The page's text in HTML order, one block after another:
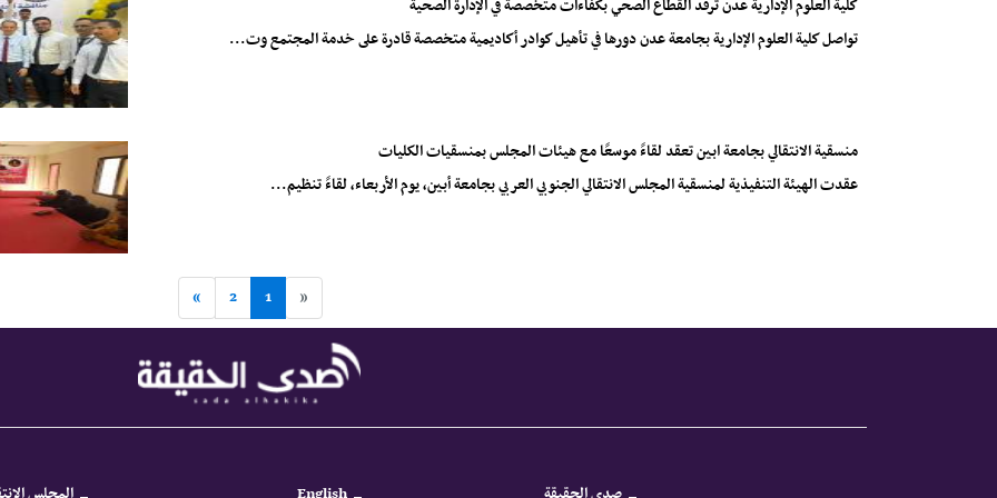
كلية العلوم الإدارية عدن ترفد القطاع الصحي بكفاءات متخصصة في الإدارة الصحية
تواصل كلية العلوم الإدارية بجامعة عدن دورها في تأهيل كوادر أكاديمية متخصصة قادرة على خدمة المجتمع وت...
منسقية الانتقالي بجامعة ابين تعقد لقاءً موسعًا مع هيئات المجلس بمنسقيات الكليات
عقدت الهيئة التنفيذية لمنسقية المجلس الانتقالي الجنوبي العربي بجامعة أبين، يوم الأربعاء، لقاءً تنظيم...
«
1
2
»